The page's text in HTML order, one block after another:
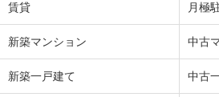
静岡県静岡市駿河区中村町
0.65万円
賃貸 月極
新築マンション 中古
新築一戸建て 中古